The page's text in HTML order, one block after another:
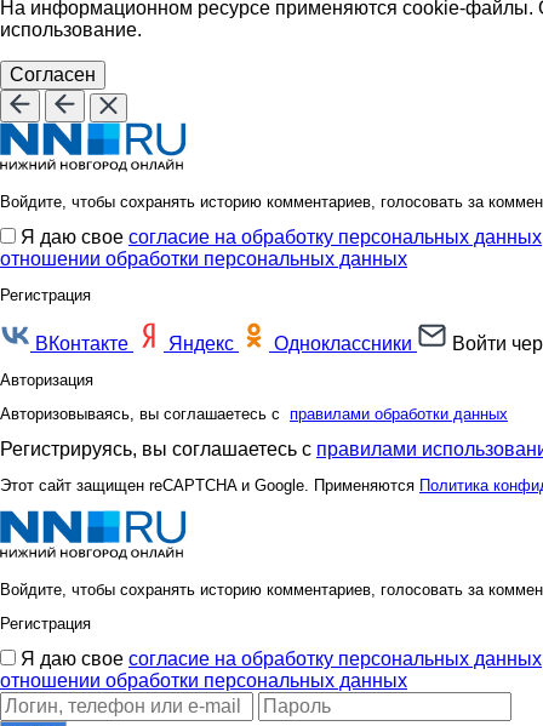
На информационном ресурсе применяются cookie-файлы.
использование.
Согласен
Войдите, чтобы сохранять историю комментариев, голосовать за
Я даю свое согласие на обработку персональных данных
отношении обработки персональных данных
Регистрация
ВКонтакте Яндекс Одноклассники Войти
Авторизация
Авторизовываясь, вы соглашаетесь с правилами обработки данных
Регистрируясь, вы соглашаетесь с правилами
Этот сайт защищен reCAPTCHA и Google. Применяются Политика
Войдите, чтобы сохранять историю комментариев, голосовать за
Регистрация
Я даю свое согласие на обработку персональных данных
отношении обработки персональных данных